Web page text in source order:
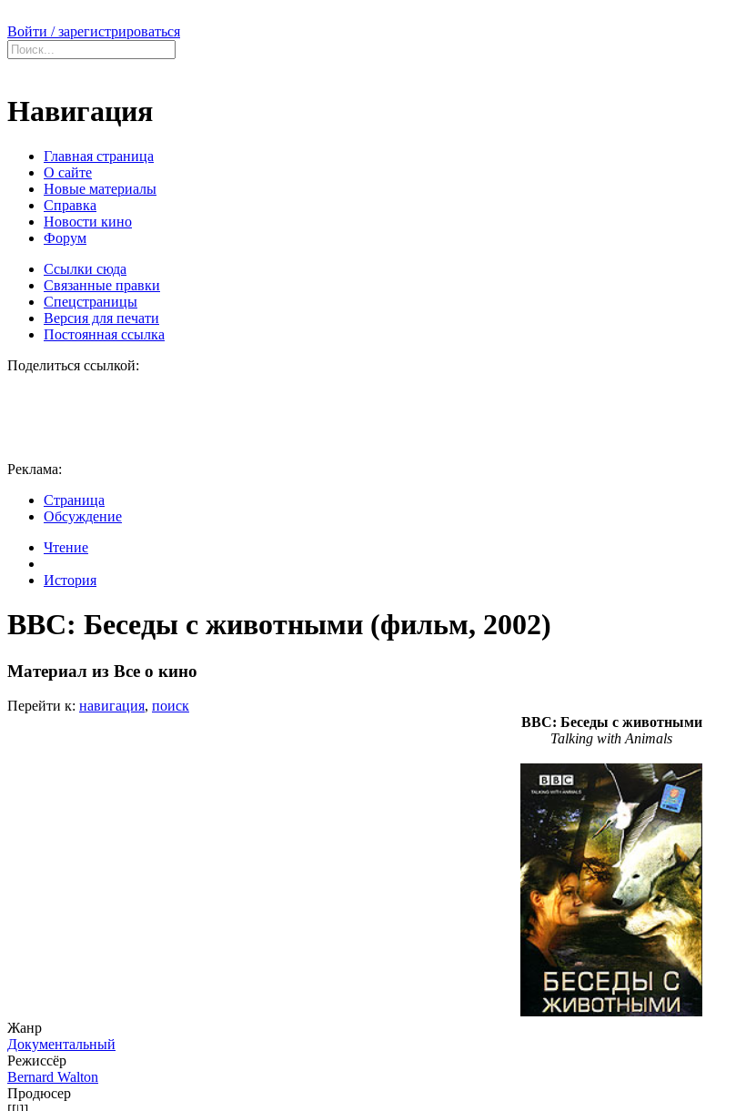
Войти / зарегистрироваться
Навигация
Главная страница
О сайте
Новые материалы
Справка
Новости кино
Форум
Ссылки сюда
Связанные правки
Спецстраницы
Версия для печати
Постоянная ссылка
Поделиться ссылкой:
Реклама:
Страница
Обсуждение
Чтение
История
BBC: Беседы с животными (фильм, 2002)
Материал из Все о кино
Перейти к: навигация, поиск
BBC: Беседы с животными
Talking with Animals
Жанр
Документальный
Режиссёр
Bernard Walton
Продюсер